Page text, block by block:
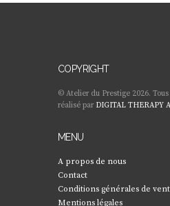
COPYRIGHT
© Atelier du Prestige 2026.
réalisé par DIGITAL THERAPY
MENU
A propos de nous
Contact
Conditions générales de
Mentions légales